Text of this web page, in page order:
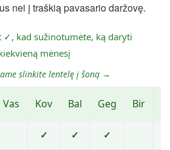
nei į traškią pavasario daržovę.
✓, kad sužinotumėte, ką daryti
mėnesį
slinkite lentelę į šoną →
Vas Kov Bal Geg Bir
✓ ✓ ✓